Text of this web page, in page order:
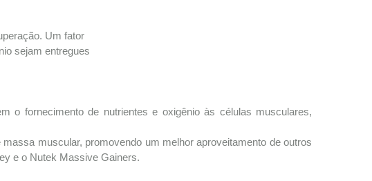
Um fator
sejam entregues
o fornecimento de nutrientes e oxigênio às células musculares,
muscular, promovendo um melhor aproveitamento de outros
e o Nutek Massive Gainers.